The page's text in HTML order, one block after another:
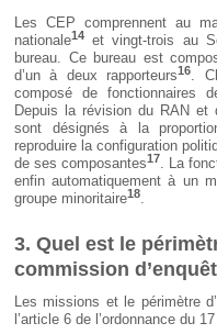
Les CEP comprennent au
nationale14 et vingt-trois au
bureau. Ce bureau est
d’un à deux rapporteurs16
.
composé de fonctionnaires
Depuis la révision du RAN
sont désignés à la
reproduire la configuration
de ses composantes17
. La
enfin automatiquement à un
groupe minoritaire18
3. Quel est le
commission
Les missions et le périmètre
l’article 6 de l’ordonnance du